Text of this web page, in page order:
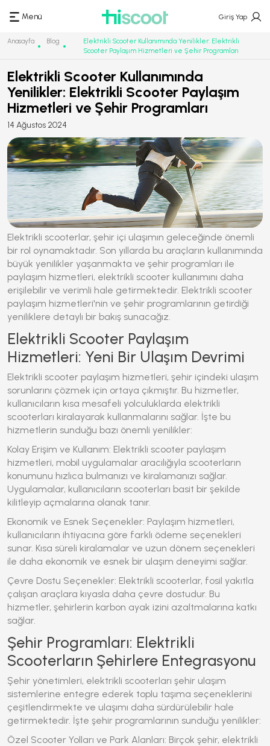
Menü Giriş Yap
Anasayfa Blog
Elektrikli Scooter Kullanımında Yenilikler: Elektrikli
Scooter Paylaşım Hizmetleri ve Şehir Programları
Elektrikli Scooter Kullanımında
Yenilikler: Elektrikli Scooter Paylaşım
Hizmetleri ve Şehir Programları
14 Ağustos 2024
Elektrikli scooterlar, şehir içi ulaşımın geleceğinde önemli
bir rol oynamaktadır. Son yıllarda bu araçların kullanımında
büyük yenilikler yaşanmakta ve şehir programları ile
paylaşım hizmetleri, elektrikli scooter kullanımını daha
erişilebilir ve verimli hale getirmektedir. Elektrikli scooter
paylaşım hizmetleri'nin ve şehir programlarının getirdiği
yeniliklere detaylı bir bakış sunacağız.
Elektrikli Scooter Paylaşım
Hizmetleri: Yeni Bir Ulaşım Devrimi
Elektrikli scooter paylaşım hizmetleri, şehir içindeki ulaşım
sorunlarını çözmek için ortaya çıkmıştır. Bu hizmetler,
kullanıcıların kısa mesafeli yolculuklarda elektrikli
scooterları kiralayarak kullanmalarını sağlar. İşte bu
hizmetlerin sunduğu bazı önemli yenilikler:
Kolay Erişim ve Kullanım: Elektrikli scooter paylaşım
hizmetleri, mobil uygulamalar aracılığıyla scooterların
konumunu hızlıca bulmanızı ve kiralamanızı sağlar.
Uygulamalar, kullanıcıların scooterları basit bir şekilde
kilitleyip açmalarına olanak tanır.
Ekonomik ve Esnek Seçenekler: Paylaşım hizmetleri,
kullanıcıların ihtiyacına göre farklı ödeme seçenekleri
sunar. Kısa süreli kiralamalar ve uzun dönem seçenekleri
ile daha ekonomik ve esnek bir ulaşım deneyimi sağlar.
Çevre Dostu Seçenekler: Elektrikli scooterlar, fosil yakıtla
çalışan araçlara kıyasla daha çevre dostudur. Bu
hizmetler, şehirlerin karbon ayak izini azaltmalarına katkı
sağlar.
Şehir Programları: Elektrikli
Scooterların Şehirlere Entegrasyonu
Şehir yönetimleri, elektrikli scooterları şehir ulaşım
sistemlerine entegre ederek toplu taşıma seçeneklerini
çeşitlendirmekte ve ulaşımı daha sürdürülebilir hale
getirmektedir. İşte şehir programlarının sunduğu yenilikler:
Özel Scooter Yolları ve Park Alanları: Birçok şehir, elektrikli